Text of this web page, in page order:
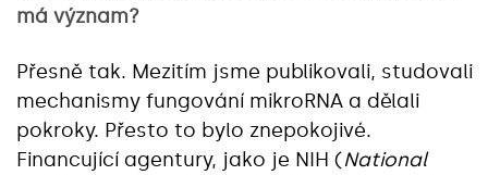
má význam?
Přesně tak. Mezitím jsme publikovali, studovali
mechanismy fungování mikroRNA a dělali
pokroky. Přesto to bylo znepokojivé.
Financující agentury, jako je NIH (National